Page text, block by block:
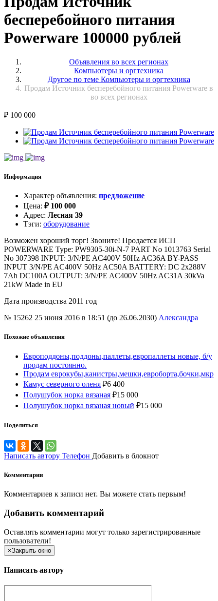
бесперебойного питания
Powerware 100000 рублей
Объявления во всех регионах
Компьютеры и оргтехника
Другое по теме Компьютеры и оргтехника
Продам Источник бесперебойного питания Powerware в
во всех регионах
₽ 100 000
Информация
Характер объявления: предложение
Цена: ₽100 000
Адрес: Лесная 39
Тэги: оборудование
Возможен хороший торг! Звоните! Продается ИСП
POWERWARE Type: PW9305-30i-N-7 PART No 1013763 Serial
No 307398 INPUT: 3/N/PE AC400V 50Hz AC36A BY-PASS
INPUT 3/N/PE AC400V 50Hz AC50A BATTERY: DC 2х288V
7Ah DC100A OUTPUT: 3/N/PE AC400V 50Hz AC31A 30kVa
21kW Made in EU
Дата производства 2011 год
№ 15262 25 июня 2016 в 18:51 (до 26.06.2030) Александра
Похожие объявления
Европоддоны,поддоны,паллеты,европаллеты новые, б/у
продам постоянно.
Продам еврокубы,канистры,мешки,евроборта,бочки,мкр
Камус северного оленя ₽6 400
Полушубок норка вязаная ₽15 000
Полушубок норка вязаная новый ₽15 000
Поделиться
Написать автору Телефон Добавить в блокнот
Комментарии
Комментариев к записи нет. Вы можете стать первым!
Добавить комментарий
Оставлять комментарии могут только зарегистрированные
пользователи!
×Закрыть окно
Написать автору